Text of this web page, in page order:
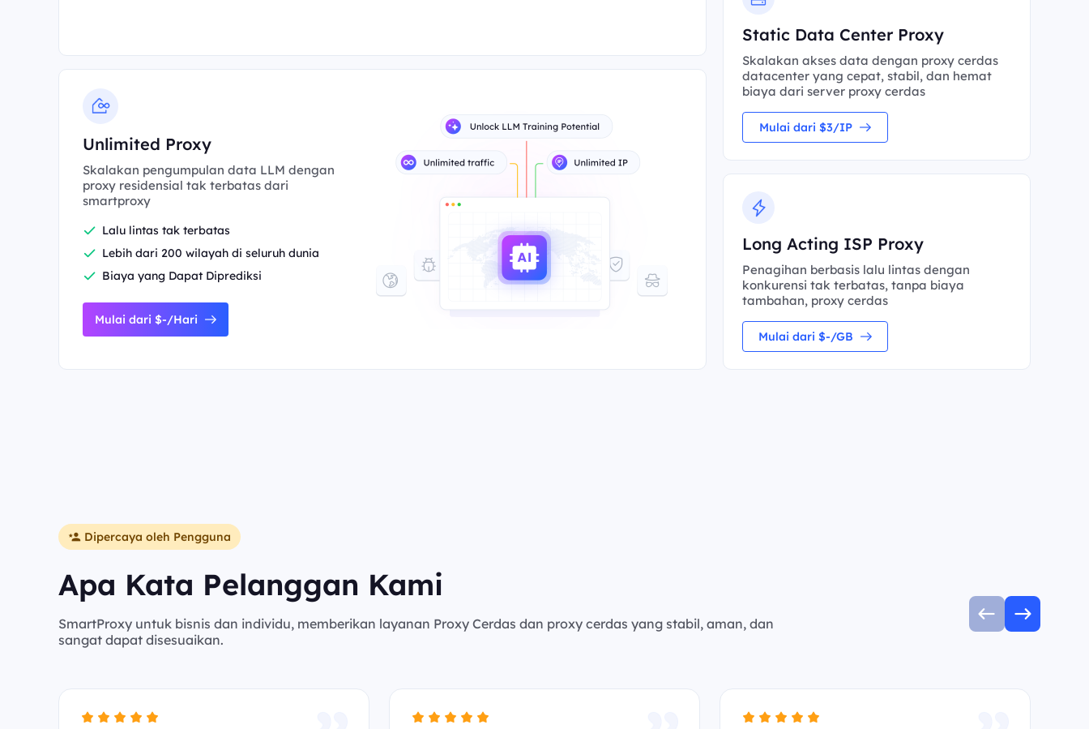
Unlimited Proxy
Skalakan pengumpulan data LLM dengan
proxy residensial tak terbatas dari
smartproxy
Lalu lintas tak terbatas
Lebih dari 200 wilayah di seluruh dunia
Biaya yang Dapat Diprediksi
Mulai dari $-/Hari
Static Data Center Proxy
Skalakan akses data dengan proxy cerdas
datacenter yang cepat, stabil, dan hemat
biaya dari server proxy cerdas
Mulai dari $3/IP
Long Acting ISP Proxy
Penagihan berbasis lalu lintas dengan
konkurensi tak terbatas, tanpa biaya
tambahan, proxy cerdas
Mulai dari $-/GB
Dipercaya oleh Pengguna
Apa Kata Pelanggan Kami
SmartProxy untuk bisnis dan individu, memberikan layanan Proxy Cerdas dan proxy cerdas yang stabil, aman, dan
sangat dapat disesuaikan.